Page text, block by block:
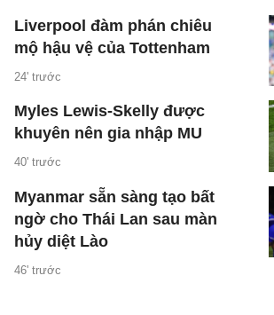
Liverpool đàm phán chiêu
mộ hậu vệ của Tottenham
24' trước
Myles Lewis-Skelly được
khuyên nên gia nhập MU
40' trước
Myanmar sẵn sàng tạo bất
ngờ cho Thái Lan sau màn
hủy diệt Lào
46' trước